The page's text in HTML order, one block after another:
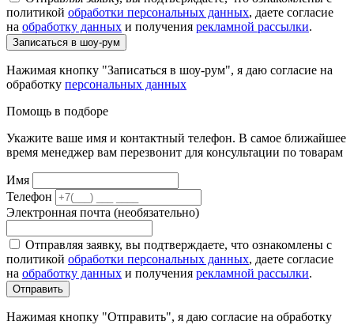
политикой обработки персональных данных, даете согласие
на обработку данных и получения рекламной рассылки.
Записаться в шоу-рум
Нажимая кнопку "Записаться в шоу-рум", я даю согласие на
обработку персональных данных
Помощь в подборе
Укажите ваше имя и контактный телефон. В самое ближайшее
время менеджер вам перезвонит для консультации по товарам
Имя
Телефон
Электронная почта (необязательно)
Отправляя заявку, вы подтверждаете, что ознакомлены с
политикой обработки персональных данных, даете согласие
на обработку данных и получения рекламной рассылки.
Отправить
Нажимая кнопку "Отправить", я даю согласие на обработку